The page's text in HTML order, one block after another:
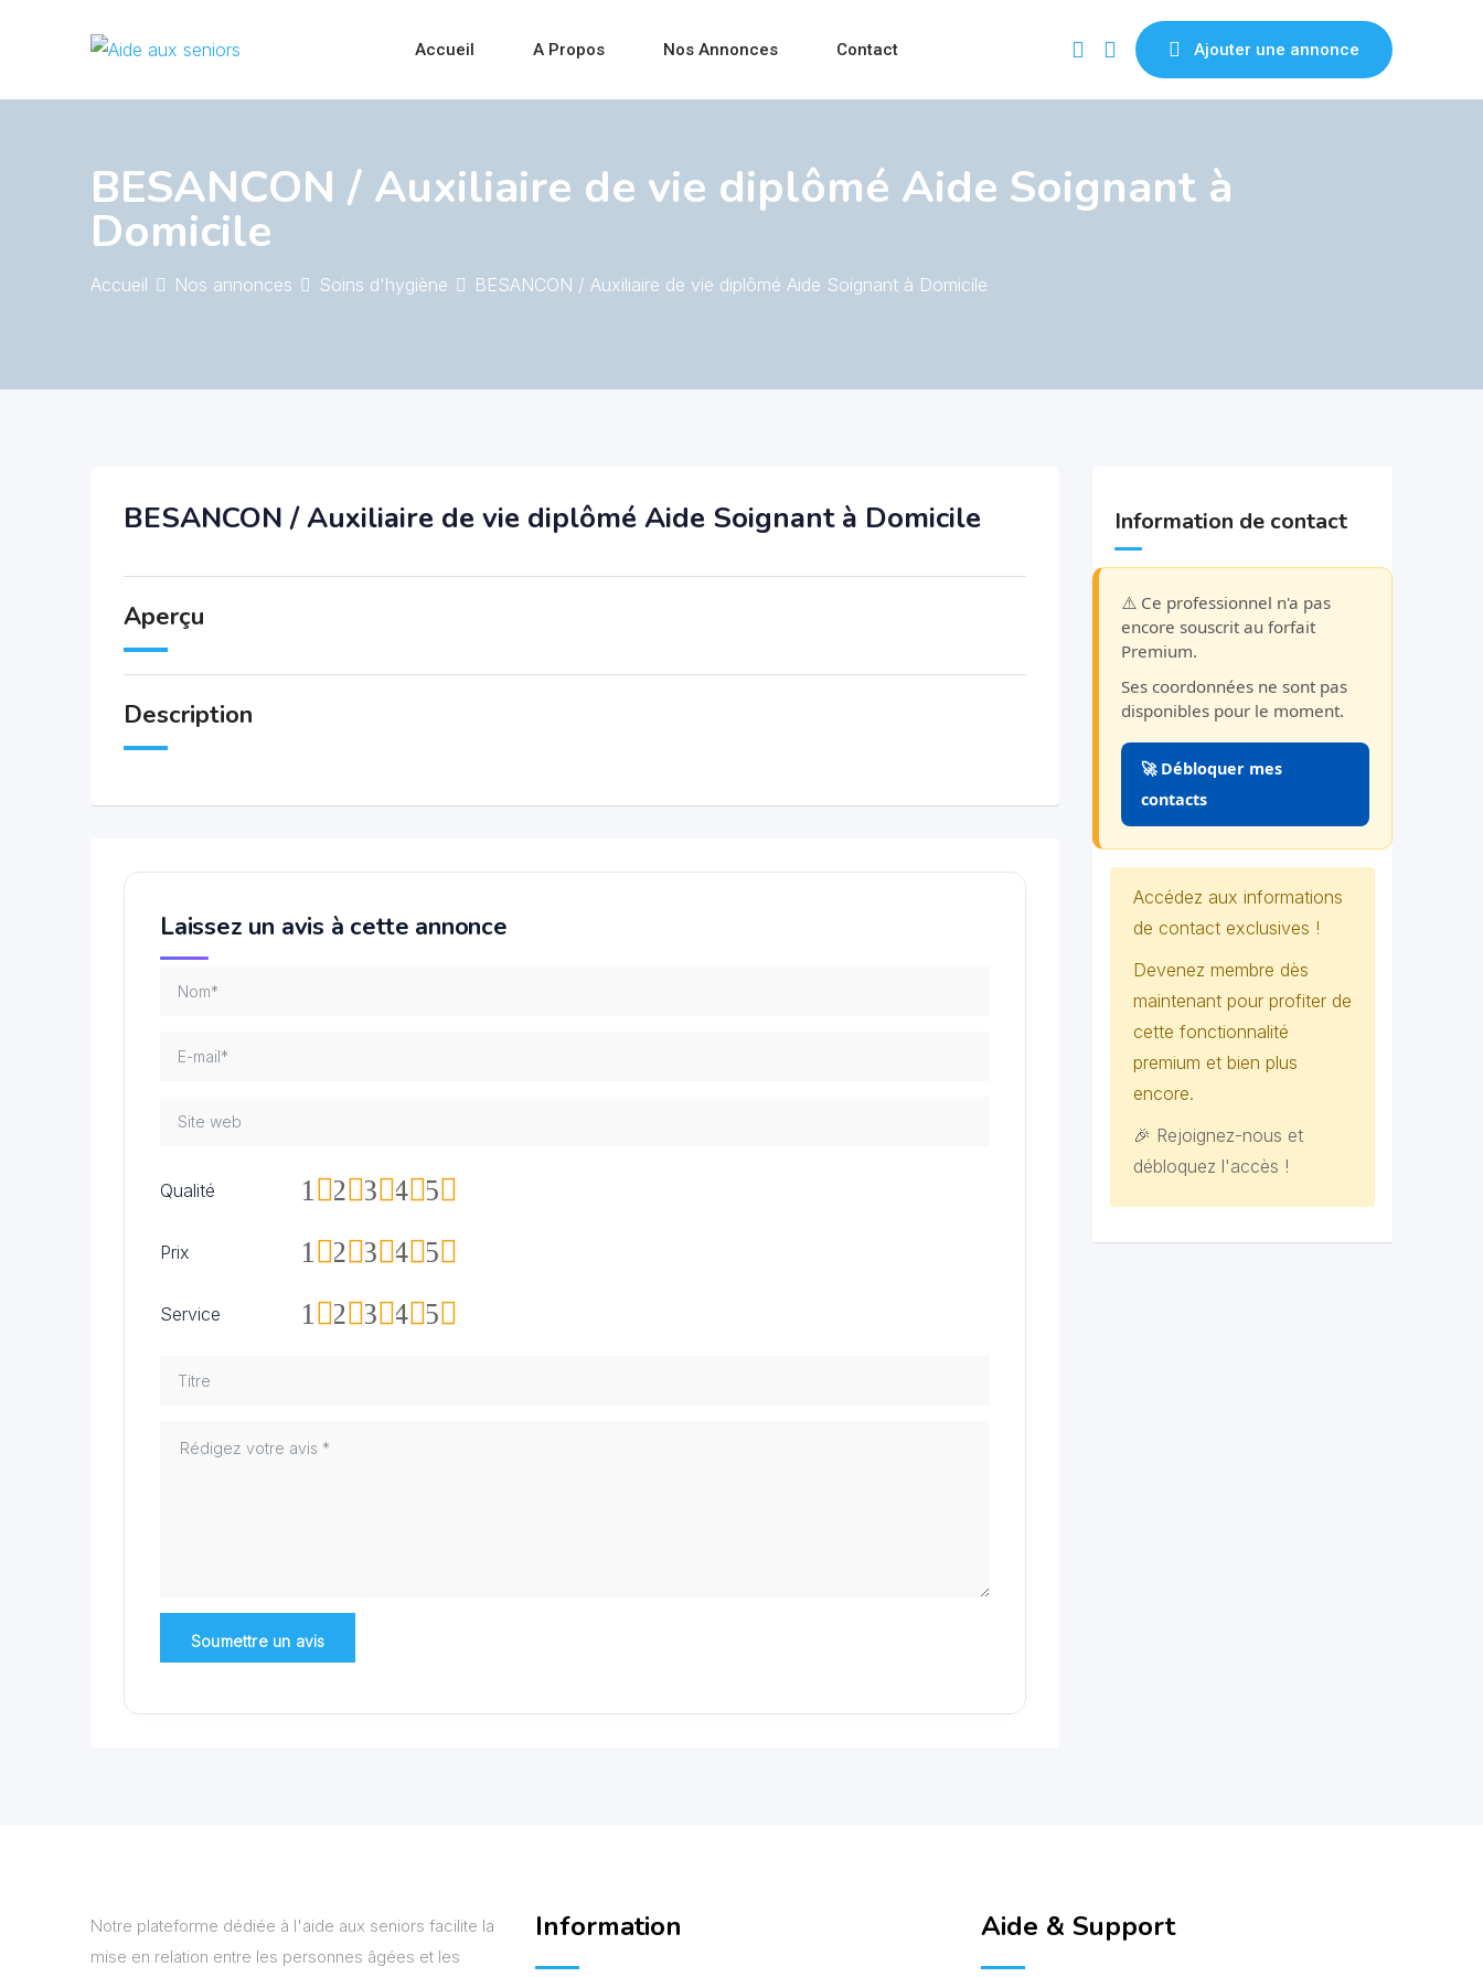
Accueil A Propos Nos Annonces Contact Ajouter une annonce
BESANCON / Auxiliaire de vie diplômé Aide Soignant à
Domicile
Accueil Nos annonces Soins d'hygiène BESANCON / Auxiliaire de vie diplômé Aide Soignant à Domicile
BESANCON / Auxiliaire de vie diplômé Aide Soignant à Domicile
Aperçu
Description
Laissez un avis à cette annonce
Qualité 5
4
3
2
1
Prix 5
4
3
2
1
Service 5
4
3
2
1
Information de contact
⚠️ Ce professionnel n'a pas
encore souscrit au forfait
Premium.
Ses coordonnées ne sont pas
disponibles pour le moment.
🚀 Débloquer mes
contacts
Accédez aux informations
de contact exclusives !
Devenez membre dès
maintenant pour profiter de
cette fonctionnalité
premium et bien plus
encore.
🎉 Rejoignez-nous et
débloquez l'accès !
Notre plateforme dédiée à l'aide aux seniors facilite la
mise en relation entre les personnes âgées et les
Information Aide & Support